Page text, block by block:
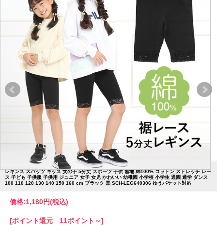
レギンス スパッツ キッズ 女の子 5分丈 スポーツ 子供 無地 綿100% コットン ストレッチ レー
ス 子ども 子供服 子供用 ジュニア 女子 女児 かわいい 幼稚園 小学校 小学生 通園 通学 ダンス
100 110 120 130 140 150 160 cm ブラック 黒 SCH-LEG640306 ゆうパケット対応
価格:1,180円(税込)
[ポイント還元 11ポイント～]